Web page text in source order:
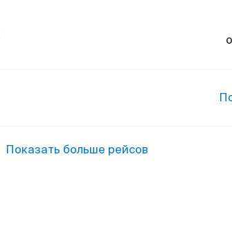
Показать больше рейсов